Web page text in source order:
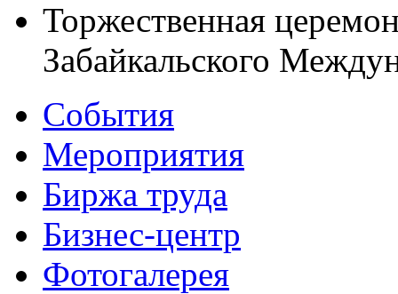
Торжественная
Забайкальского
События
Мероприятия
Биржа труда
Бизнес-центр
Фотогалерея